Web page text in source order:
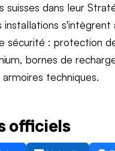
suisses dans leur
installations s'intègrent
sécurité : protection
bornes de
techniques.
officiels